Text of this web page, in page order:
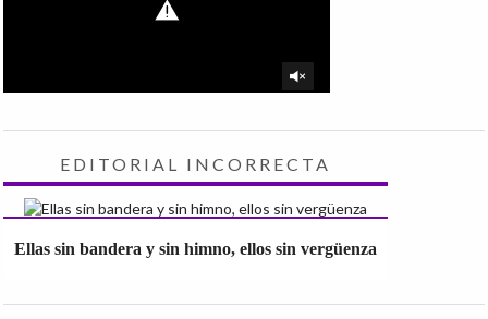
EDITORIAL INCORRECTA
Ellas sin bandera y sin himno, ellos sin vergüenza